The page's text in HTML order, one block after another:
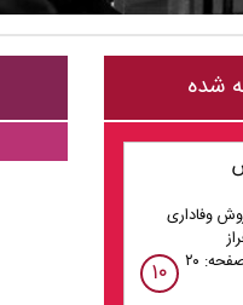
شده
وفاداری
۲۰
۱۰